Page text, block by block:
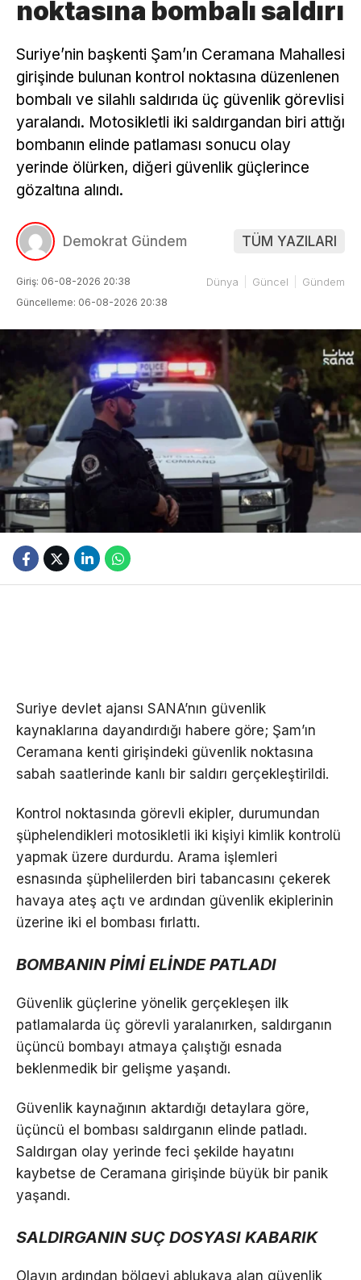
noktasına bombalı saldırı
Suriye’nin başkenti Şam’ın Ceramana Mahallesi
girişinde bulunan kontrol noktasına düzenlenen
bombalı ve silahlı saldırıda üç güvenlik görevlisi
yaralandı. Motosikletli iki saldırgandan biri attığı
bombanın elinde patlaması sonucu olay
yerinde ölürken, diğeri güvenlik güçlerince
gözaltına alındı.
Demokrat Gündem TÜM YAZILARI
Giriş: 06-08-2026 20:38
Güncelleme: 06-08-2026 20:38
Dünya Güncel Gündem
Suriye devlet ajansı SANA’nın güvenlik
kaynaklarına dayandırdığı habere göre; Şam’ın
Ceramana kenti girişindeki güvenlik noktasına
sabah saatlerinde kanlı bir saldırı gerçekleştirildi.
Kontrol noktasında görevli ekipler, durumundan
şüphelendikleri motosikletli iki kişiyi kimlik kontrolü
yapmak üzere durdurdu. Arama işlemleri
esnasında şüphelilerden biri tabancasını çekerek
havaya ateş açtı ve ardından güvenlik ekiplerinin
üzerine iki el bombası fırlattı.
BOMBANIN PİMİ ELİNDE PATLADI
Güvenlik güçlerine yönelik gerçekleşen ilk
patlamalarda üç görevli yaralanırken, saldırganın
üçüncü bombayı atmaya çalıştığı esnada
beklenmedik bir gelişme yaşandı.
Güvenlik kaynağının aktardığı detaylara göre,
üçüncü el bombası saldırganın elinde patladı.
Saldırgan olay yerinde feci şekilde hayatını
kaybetse de Ceramana girişinde büyük bir panik
yaşandı.
SALDIRGANIN SUÇ DOSYASI KABARIK
Olayın ardından bölgeyi ablukaya alan güvenlik